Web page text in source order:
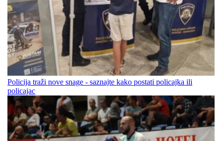
Policija traži nove snage - saznajte kako postati policajka ili
policajac